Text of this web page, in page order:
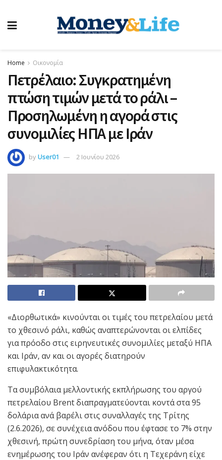
Home Οικονομία
Πετρέλαιο: Συγκρατημένη
πτώση τιμών μετά το ράλι –
Προσηλωμένη η αγορά στις
συνομιλίες ΗΠΑ με Ιράν
byUser01 2 Ιουνίου 2026
«Διορθωτικά» κινούνται οι τιμές του πετρελαίου μετά
το χθεσινό ράλι, καθώς αναπτερώνονται οι ελπίδες
για πρόοδο στις ειρηνευτικές συνομιλίες μεταξύ ΗΠΑ
και Ιράν, αν και οι αγορές διατηρούν
επιφυλακτικότητα.
Τα συμβόλαια μελλοντικής εκπλήρωσης του αργού
πετρελαίου Brent διαπραγματεύονται κοντά στα 95
δολάρια ανά βαρέλι στις συναλλαγές της Τρίτης
(2.6.2026), σε συνέχεια ανόδου που έφτασε το 7% στην
χθεσινή, πρώτη συνεδρίαση του μήνα, όταν μέσα
ενημέρωσης του Ιράν ανέφεραν ότι η Τεχεράνη είχε